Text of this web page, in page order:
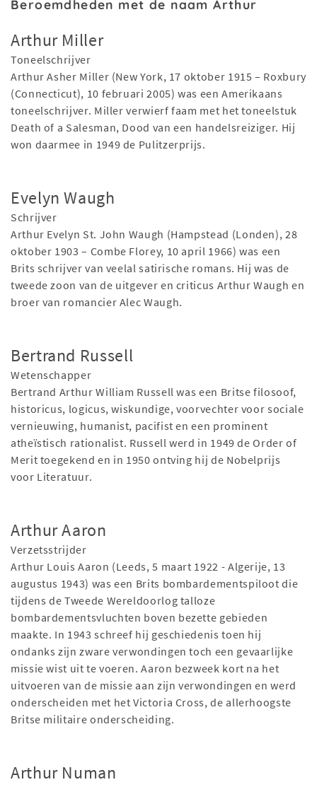
Beroemdheden met de naam Arthur
Arthur Miller
Toneelschrijver
Arthur Asher Miller (New York, 17 oktober 1915 – Roxbury
(Connecticut), 10 februari 2005) was een Amerikaans
toneelschrijver. Miller verwierf faam met het toneelstuk
Death of a Salesman, Dood van een handelsreiziger. Hij
won daarmee in 1949 de Pulitzerprijs.
Evelyn Waugh
Schrijver
Arthur Evelyn St. John Waugh (Hampstead (Londen), 28
oktober 1903 – Combe Florey, 10 april 1966) was een
Brits schrijver van veelal satirische romans. Hij was de
tweede zoon van de uitgever en criticus Arthur Waugh en
broer van romancier Alec Waugh.
Bertrand Russell
Wetenschapper
Bertrand Arthur William Russell was een Britse filosoof,
historicus, logicus, wiskundige, voorvechter voor sociale
vernieuwing, humanist, pacifist en een prominent
atheïstisch rationalist. Russell werd in 1949 de Order of
Merit toegekend en in 1950 ontving hij de Nobelprijs
voor Literatuur.
Arthur Aaron
Verzetsstrijder
Arthur Louis Aaron (Leeds, 5 maart 1922 - Algerije, 13
augustus 1943) was een Brits bombardementspiloot die
tijdens de Tweede Wereldoorlog talloze
bombardementsvluchten boven bezette gebieden
maakte. In 1943 schreef hij geschiedenis toen hij
ondanks zijn zware verwondingen toch een gevaarlijke
missie wist uit te voeren. Aaron bezweek kort na het
uitvoeren van de missie aan zijn verwondingen en werd
onderscheiden met het Victoria Cross, de allerhoogste
Britse militaire onderscheiding.
Arthur Numan